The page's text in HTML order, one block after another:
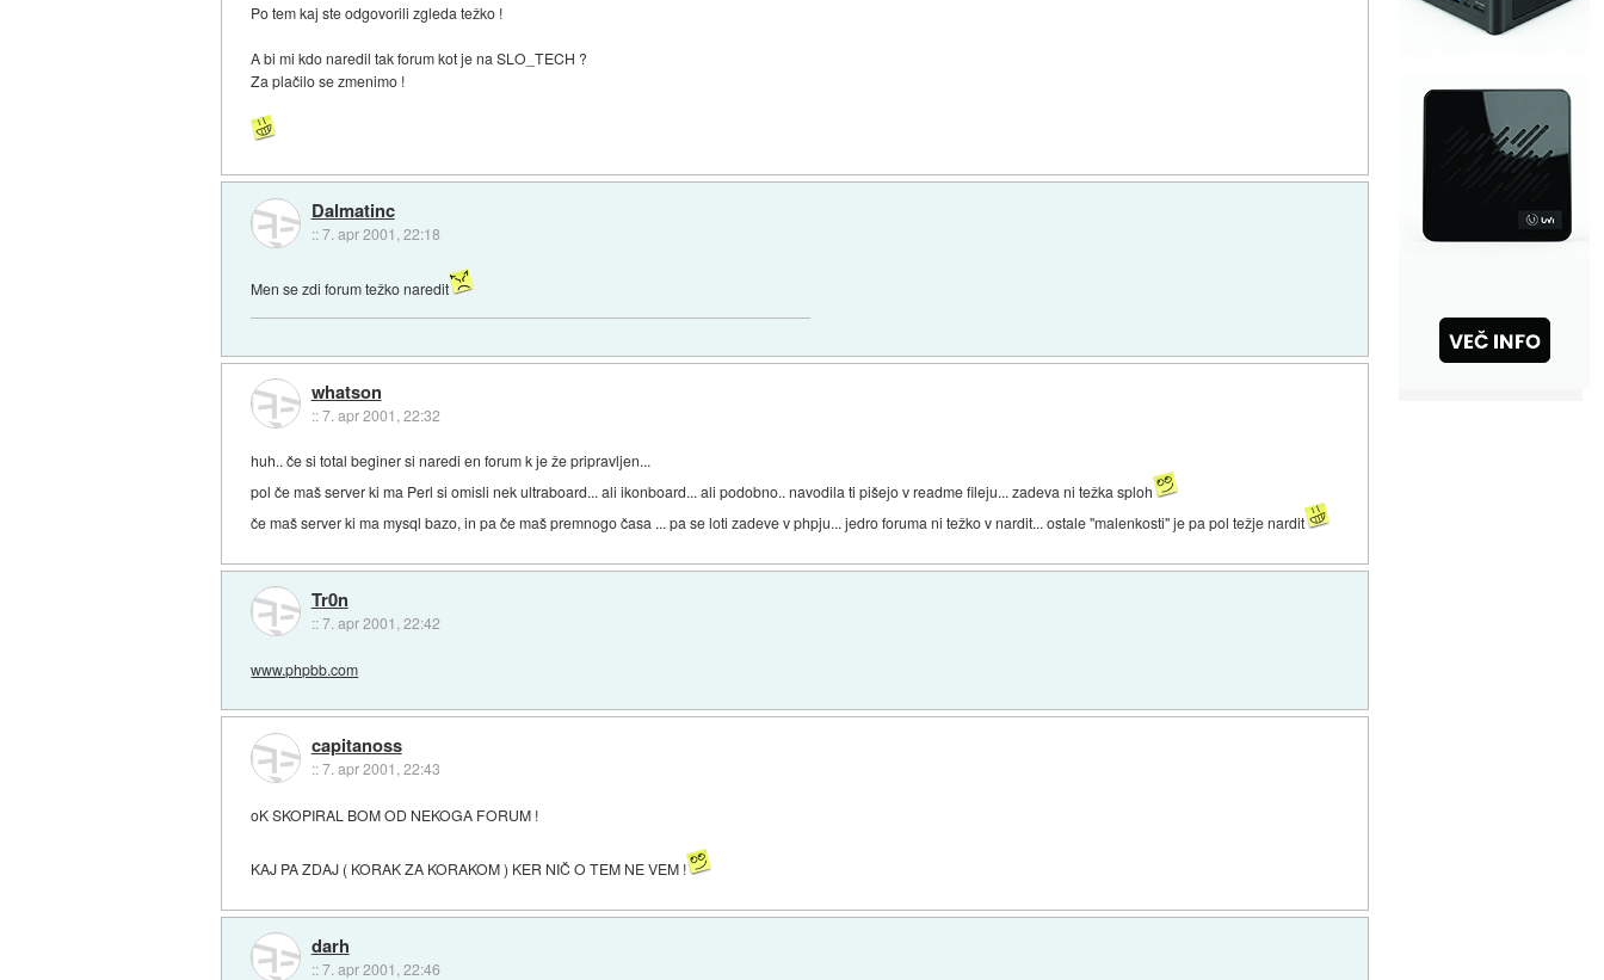
Po tem kaj ste odgovorili zgleda težko !
A bi mi kdo naredil tak forum kot je na SLO_TECH ?
Za plačilo se zmenimo !
Dalmatinc
::7. apr 2001, 22:18
Men se zdi forum težko naredit
whatson
::7. apr 2001, 22:32
huh.. če si total beginer si naredi en forum k je že pripravljen...
pol če maš server ki ma Perl si omisli nek ultraboard... ali ikonboard... ali podobno.. navodila ti pišejo v readme fileju... zadeva ni težka sploh
če maš server ki ma mysql bazo, in pa če maš premnogo časa ... pa se loti zadeve v phpju... jedro foruma ni težko v nardit... ostale "malenkosti" je pa pol težje nardit
Tr0n
::7. apr 2001, 22:42
www.phpbb.com
capitanoss
::7. apr 2001, 22:43
oK SKOPIRAL BOM OD NEKOGA FORUM !
KAJ PA ZDAJ ( KORAK ZA KORAKOM ) KER NIČ O TEM NE VEM !
darh
::7. apr 2001, 22:46